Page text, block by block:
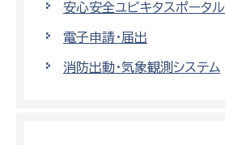
安心安全ユビキタスポータル
電子申請・届出
消防出動・気象観測システム